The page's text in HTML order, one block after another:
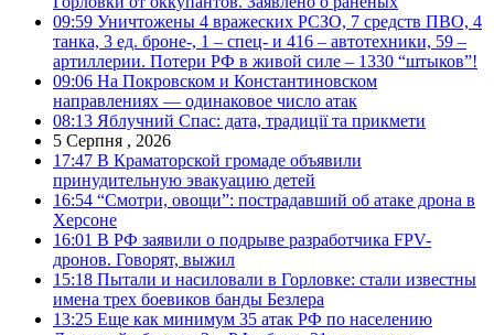
09:59 Уничтожены 4 вражеских РСЗО, 7 средств ПВО, 4
танка, 3 ед. броне-, 1 – спец- и 416 – автотехники, 59 –
артиллерии. Потери РФ в живой силе – 1330 “штыков”!
09:06 На Покровском и Константиновском
направлениях — одинаковое число атак
08:13 Яблучний Спас: дата, традиції та прикмети
5 Серпня , 2026
17:47 В Краматорской громаде объявили
принудительную эвакуацию детей
16:54 “Смотри, овощи”: пострадавший об атаке дрона в
Херсоне
16:01 В РФ заявили о подрыве разработчика FPV-
дронов. Говорят, выжил
15:18 Пытали и насиловали в Горловке: стали известны
имена трех боевиков банды Безлера
13:25 Еще как минимум 35 атак РФ по населению